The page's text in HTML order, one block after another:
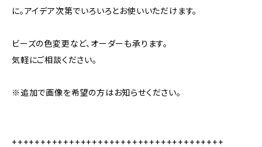
に。アイデア次第でいろいろとお使いいただけます。
ビーズの色変更など、オーダーも承ります。
気軽にご相談ください。
※追加で画像を希望の方はお知らせください。
+++++++++++++++++++++++++++++++++++++